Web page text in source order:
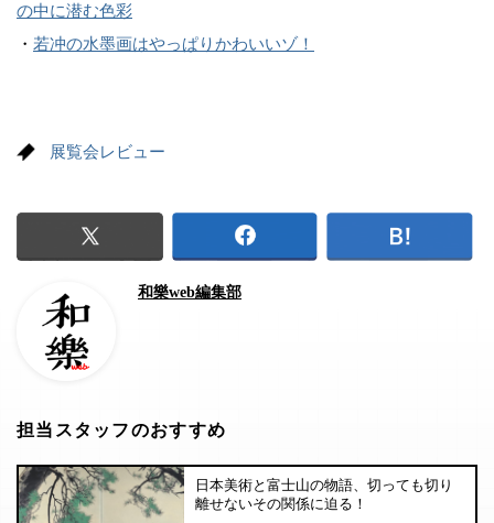
の中に潜む色彩
・ 若冲の水墨画はやっぱりかわいいゾ！
展覧会レビュー
和樂web編集部
担当スタッフのおすすめ
日本美術と富士山の物語、切っても切り
離せないその関係に迫る！